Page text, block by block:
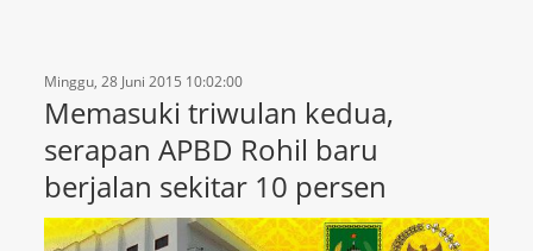
Minggu, 28 Juni 2015 10:02:00
Memasuki triwulan kedua,
serapan APBD Rohil baru
berjalan sekitar 10 persen